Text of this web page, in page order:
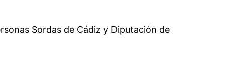
Sordas de Cádiz y Diputación de